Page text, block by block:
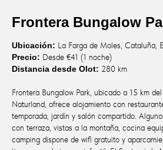
Frontera Bungalow
Ubicación: La Farga de Moles, Cataluña,
Precio: Desde €41 (1 noche)
Distancia desde Olot: 280 km
Frontera Bungalow Park, ubicado a 15 km
Naturland, ofrece alojamiento con
temporada, jardín y salón compartido.
con terraza, vistas a la montaña, cocina
camping dispone de wifi gratuito y